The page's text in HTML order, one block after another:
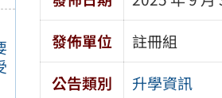
發佈單位
註冊組
公告類別
升學資訊